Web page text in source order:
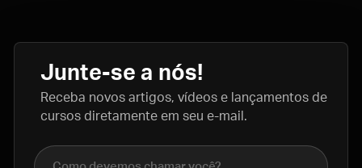
Junte-se a nós!
Receba novos artigos, vídeos e lançamentos de
cursos diretamente em seu e-mail.
Nome completo